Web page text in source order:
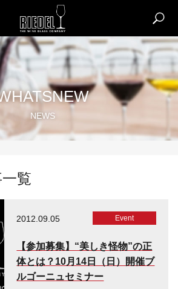
NEWS
覧
2012.09.05 Event
【参加募集】“美しき怪物”の正
体とは？10月14日（日）開催ブ
ルゴーニュセミナー